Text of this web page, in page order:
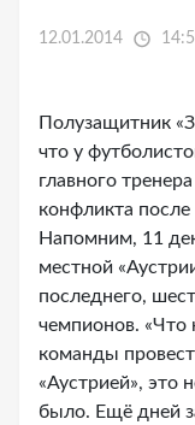
12.01.2014
Полузащитник
что у
главного
конфликта после
Напомним, 11
местной
последнего,
чемпионов. «Что
команды
«Аустрией», это
было. Ещё дней